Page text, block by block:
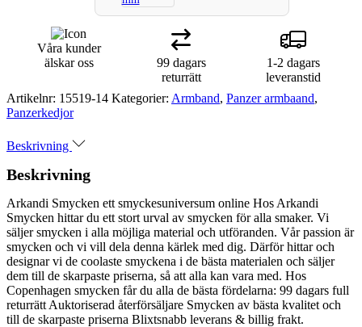
Våra kunder
älskar oss
99 dagars
returrätt
1-2 dagars
leveranstid
Artikelnr: 15519-14 Kategorier: Armband, Panzer armbaand,
Panzerkedjor
Beskrivning
Beskrivning
Arkandi Smycken ett smyckesuniversum online Hos Arkandi
Smycken hittar du ett stort urval av smycken för alla smaker. Vi
säljer smycken i alla möjliga material och utföranden. Vår passion är
smycken och vi vill dela denna kärlek med dig. Därför hittar och
designar vi de coolaste smyckena i de bästa materialen och säljer
dem till de skarpaste priserna, så att alla kan vara med. Hos
Copenhagen smycken får du alla de bästa fördelarna: 99 dagars full
returrätt Auktoriserad återförsäljare Smycken av bästa kvalitet och
till de skarpaste priserna Blixtsnabb leverans & billig frakt.